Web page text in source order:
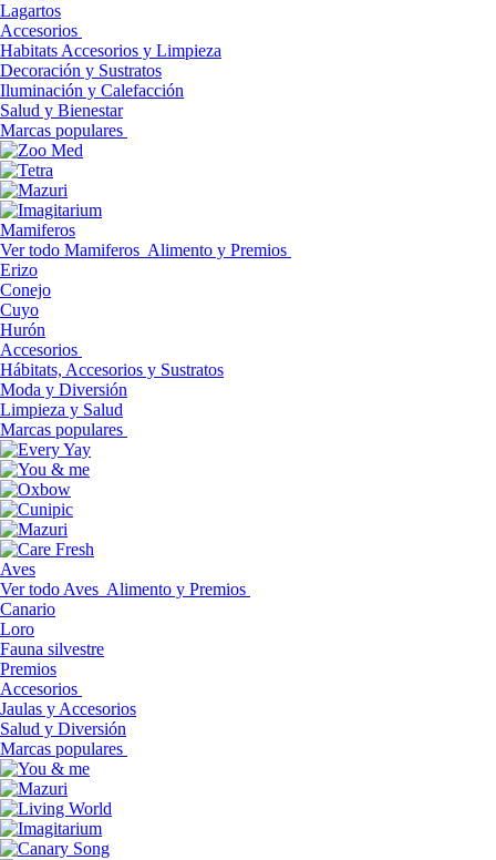
Lagartos
Accesorios
Habitats Accesorios y Limpieza
Decoración y Sustratos
Iluminación y Calefacción
Salud y Bienestar
Marcas populares
Mamiferos
Ver todo Mamiferos Alimento y Premios
Erizo
Conejo
Cuyo
Hurón
Accesorios
Hábitats, Accesorios y Sustratos
Moda y Diversión
Limpieza y Salud
Marcas populares
Aves
Ver todo Aves Alimento y Premios
Canario
Loro
Fauna silvestre
Premios
Accesorios
Jaulas y Accesorios
Salud y Diversión
Marcas populares